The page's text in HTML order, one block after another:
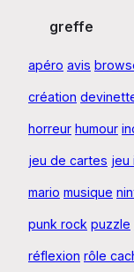
greffe
apéro avis
création
horreur humour
jeu de cartes jeu
mario musique
punk rock puzzle
réflexion rôle